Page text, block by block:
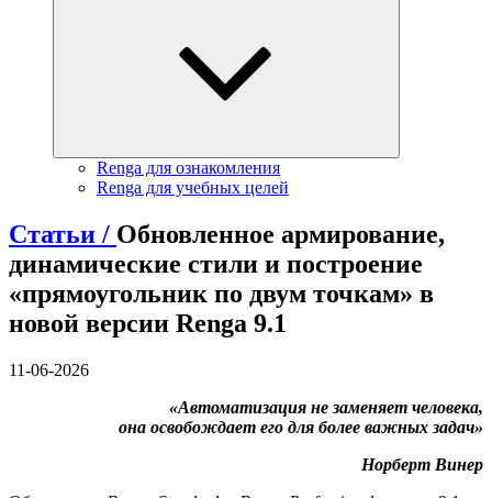
Renga для ознакомления
Renga для учебных целей
Статьи / Обновленное армирование,
динамические стили и построение
«прямоугольник по двум точкам» в
новой версии Renga 9.1
11-06-2026
«Автоматизация не заменяет человека,
она освобождает его для более важных задач»
Норберт Винер